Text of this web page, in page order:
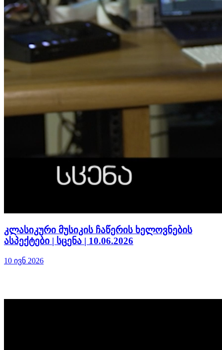
კლასიკური მუსიკის ჩაწერის ხელოვნების
ასპექტები | სცენა | 10.06.2026
10 ივნ 2026